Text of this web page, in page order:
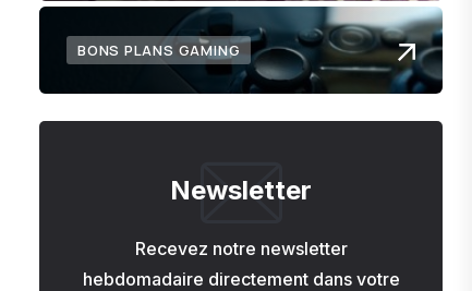
BONS PLANS GAMING
Newsletter
Recevez notre newsletter
hebdomadaire directement dans votre